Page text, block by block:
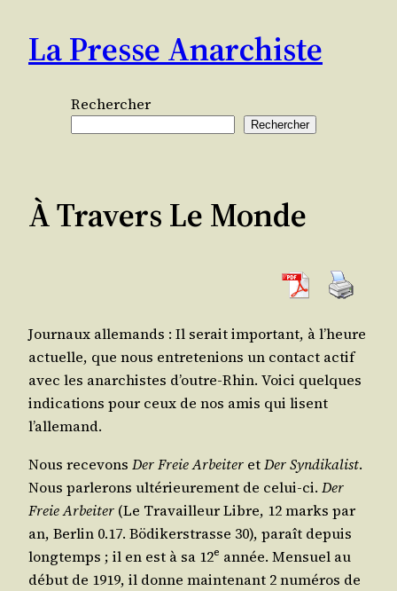
contenu
La Presse Anarchiste
Rechercher
Rechercher
À Travers Le Monde
Jour­naux alle­mands : Il serait impor­tant, à l’heure
actuelle, que nous entre­te­nions un contact actif
avec les anar­chistes d’outre-Rhin. Voi­ci quelques
indi­ca­tions pour ceux de nos amis qui lisent
l’allemand.
Nous rece­vons Der Freie Arbei­ter etDer Syn­di­ka­list.
Nous par­le­rons ulté­rieu­re­ment de celui-ci. Der
Freie Arbei­ter (Le Tra­vailleur Libre, 12 marks par
an, Ber­lin 0.17. Bödi­kers­trasse 30), paraît depuis
long­temps ; il en est à sa 12e année. Men­suel au
début de 1919, il donne main­te­nant 2 numé­ros de